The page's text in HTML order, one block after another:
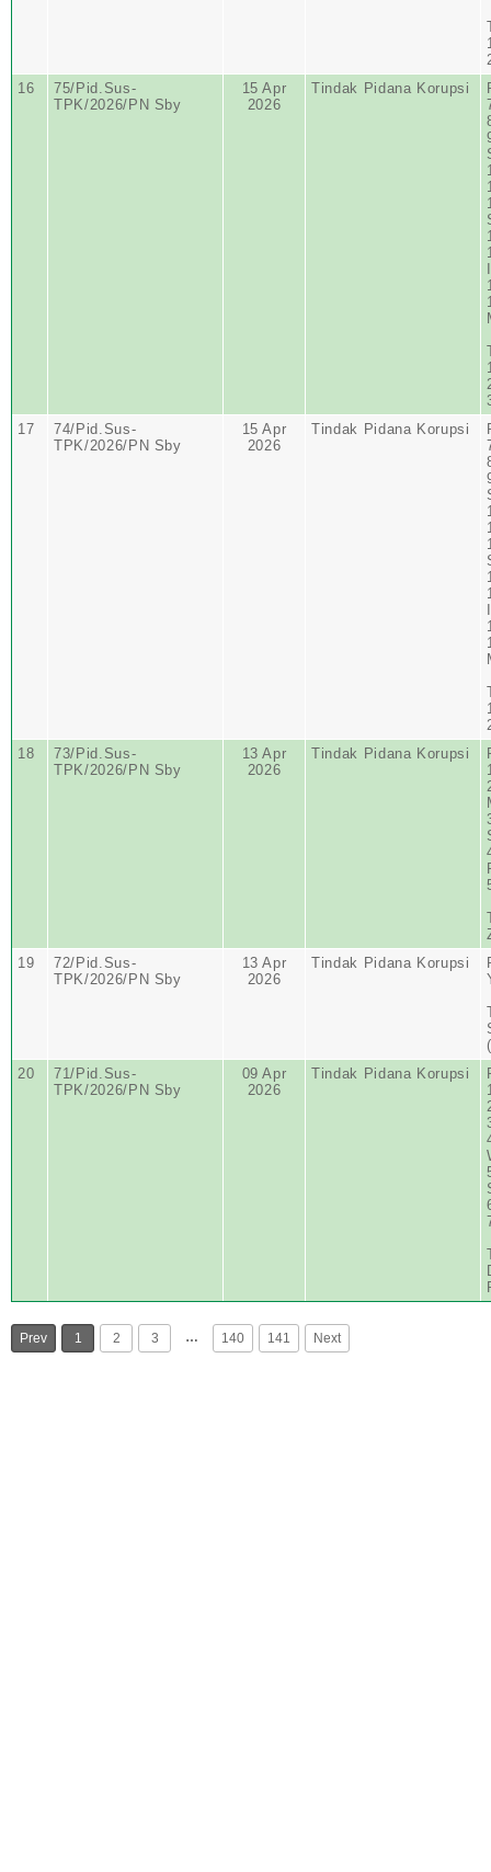
16
75/Pid.Sus-
TPK/2026/PN Sby
15 Apr
2026
Tindak Pidana Korupsi
17
74/Pid.Sus-
TPK/2026/PN Sby
15 Apr
2026
Tindak Pidana Korupsi
18
73/Pid.Sus-
TPK/2026/PN Sby
13 Apr
2026
Tindak Pidana Korupsi
19
72/Pid.Sus-
TPK/2026/PN Sby
13 Apr
2026
Tindak Pidana Korupsi
20
71/Pid.Sus-
TPK/2026/PN Sby
09 Apr
2026
Tindak Pidana Korupsi
Prev 1 2 3 … 140 141 Next